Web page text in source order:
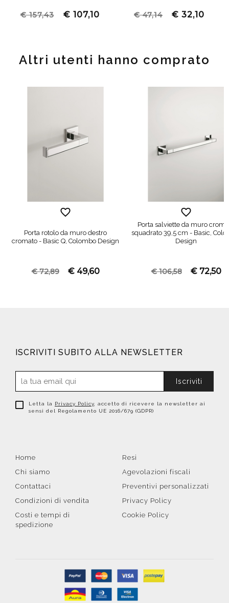
€ 157,43 € 107,10 € 47,14 € 32,10
Altri utenti hanno comprato
Porta rotolo da muro destro
cromato - Basic Q, Colombo Design
€ 72,89 € 49,60
Porta salviette da muro
squadrato 39,5 cm - Basic,
Design
€ 106,58 € 72,50
ISCRIVITI SUBITO ALLA NEWSLETTER
Iscriviti
Letta la Privacy Policy , accetto di ricevere la newsletter ai
sensi del Regolamento UE 2016/679 (GDPR)
Home
Chi siamo
Contattaci
Condizioni di vendita
Costi e tempi di
spedizione
Resi
Agevolazioni fiscali
Preventivi personalizzati
Privacy Policy
Cookie Policy